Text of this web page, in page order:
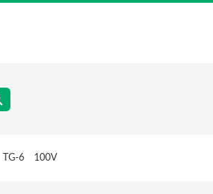
TG-6 100V